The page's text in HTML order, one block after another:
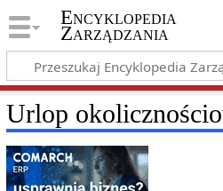
Encyklopedia
Zarządzania
Urlop